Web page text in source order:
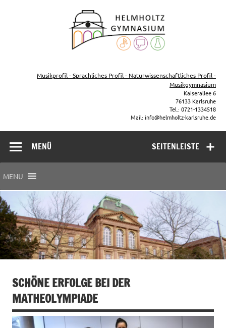
Musikprofil - Sprachliches Profil - Naturwissenschaftliches Profil -
Musikgymnasium
Kaiserallee 6
76133 Karlsruhe
Tel.: 0721-1334518
Mail: info@helmholtz-karlsruhe.de
SEITENLEISTE
MENÜ
MENU
SCHÖNE ERFOLGE BEI DER
MATHEOLYMPIADE